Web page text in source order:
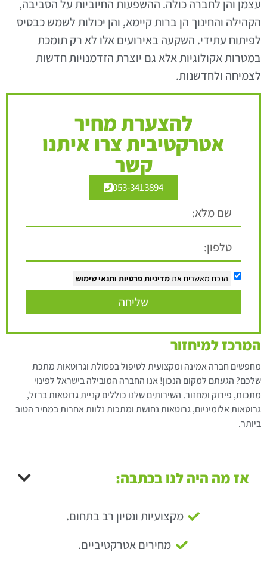
עצמן והן לחברה כולה. ההשפעות החיוביות על הסביבה,
הקהילה והחינוך הן ברות קיימא, והן יכולות לשמש כבסיס
לפיתוח עתידי. השקעה באירועים אלו לא רק תומכת
במטרות אקולוגיות אלא גם יוצרת הזדמנויות חדשות
לצמיחה ולחדשנות.
להצערת מחיר
אטרקטיבית צרו איתנו
קשר
053-3413894
הנכם מאשרים אתמדיניות פרטיות ותנאי שימוש
שליחה
המרכז למיחזור
מחפשים חברה אמינה ומקצועית לטיפול בפסולת וגרוטאות מתכת
שלכם? הגעתם למקום הנכון! אנו החברה המובילה בישראל לפינוי
מתכות, פירוק ומחזור. השירותים שלנו כוללים קניית גרוטאות ברזל,
גרוטאות אלומיניום, גרוטאות נחושת ומתכות נלוות אחרות במחיר הטוב
ביותר.
אז מה היה לנו בכתבה:
מקצועיות ונסיון רב בתחום.
מחירים אטרקטיביים.